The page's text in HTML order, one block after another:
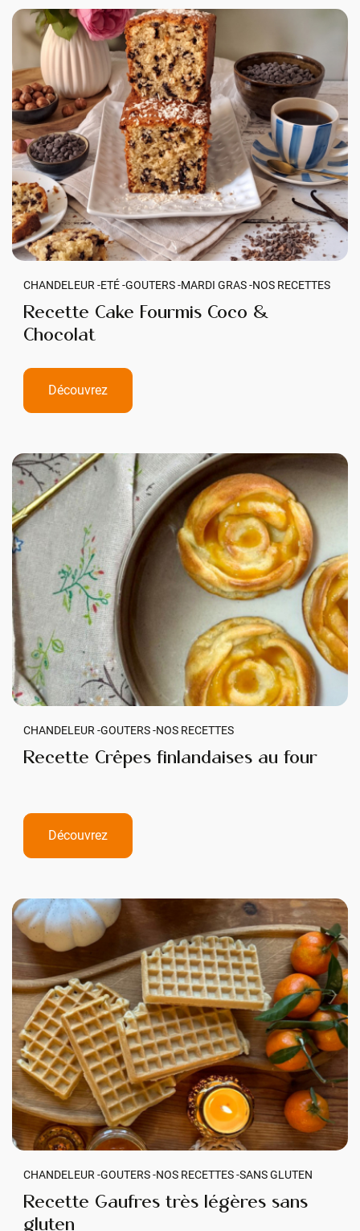
CHANDELEUR -ETÉ -GOUTERS -MARDI GRAS -NOS RECETTES
Recette Cake Fourmis Coco &
Chocolat
Découvrez
CHANDELEUR -GOUTERS -NOS RECETTES
Recette Crêpes finlandaises au four
Découvrez
CHANDELEUR -GOUTERS -NOS RECETTES -SANS GLUTEN
Recette Gaufres très légères sans
gluten